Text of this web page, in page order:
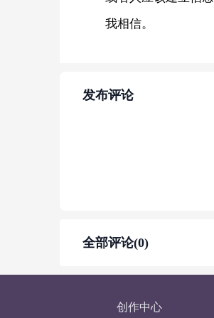
我相信。
发布评论
全部评论(0)
创作中心